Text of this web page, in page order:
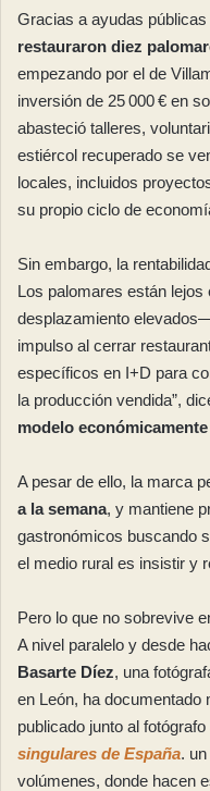
Gracias a ayudas
restauraron diez
empezando por el de
inversión de 25 000 € en
abasteció talleres,
estiércol recuperado se
locales, incluidos
su propio ciclo de
Sin embargo, la
Los palomares están
desplazamiento
impulso al cerrar
específicos en I+D para
la producción vendida”,
modelo
A pesar de ello, la marca
a la semana, y mantiene
gastronómicos buscando
el medio rural es insistir y
Pero lo que no sobrevive
A nivel paralelo y desde
Basarte Díez, una
en León, ha documentado
publicado junto al fotógrafo
singulares de España.
volúmenes, donde hacen